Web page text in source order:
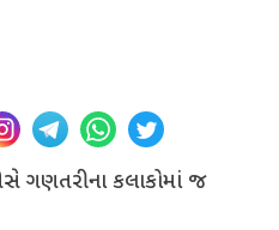
ગણતરીના કલાકોમાં જ